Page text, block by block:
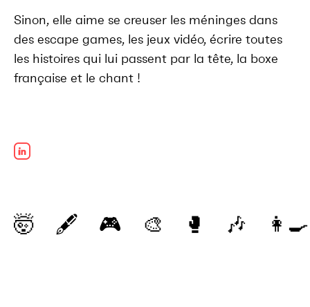
Sinon, elle aime se creuser les méninges dans
des escape games, les jeux vidéo, écrire toutes
les histoires qui lui passent par la tête, la boxe
française et le chant !
🤯 🖋️ 🎮 🎨 🥊 🎶 👩‍🍳